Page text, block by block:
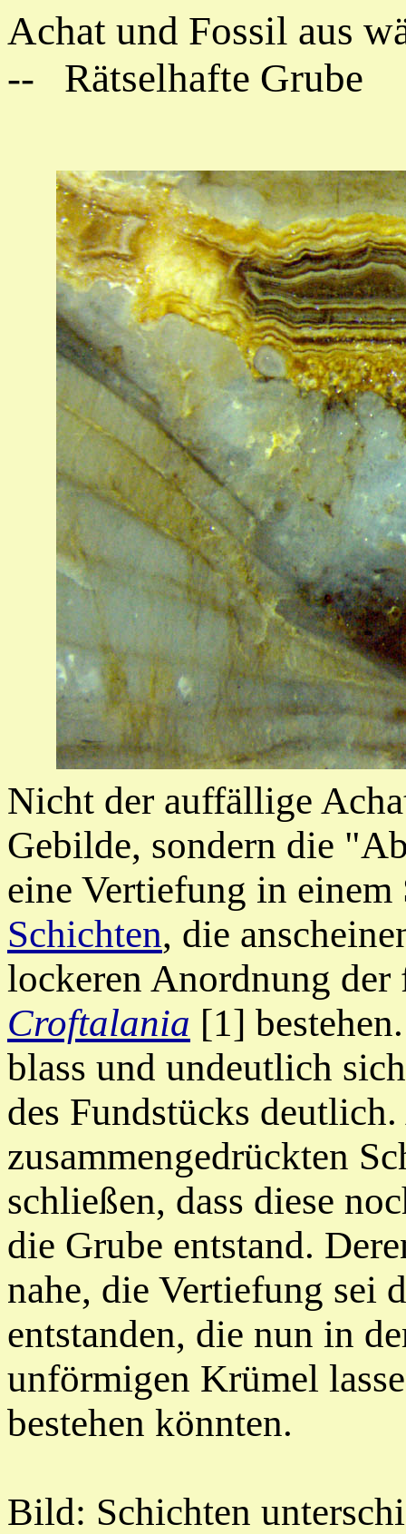
Achat und Fossil aus
-- Rätselhafte Grube
Nicht der auffällige
Gebilde, sondern die
eine Vertiefung in einem
Schichten, die
lockeren Anordnung
Croftalania [1]
blass und undeutlich
des Fundstücks
zusammengedrückten
schließen, dass diese
die Grube entstand.
nahe, die Vertiefung sei
entstanden, die nun in
unförmigen Krümel
bestehen könnten.
Bild: Schichten